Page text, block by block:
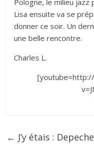
Pologne, le milieu jazz
Lisa ensuite va se
donner ce soir. Un
une belle rencontre.
Charles L.
← J’y étais :